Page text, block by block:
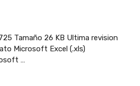
Tamaño 26 KB Ultima revision
Microsoft Excel (.xls)
…